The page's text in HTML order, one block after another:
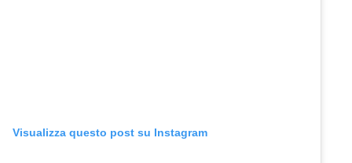
Visualizza questo post su Instagram